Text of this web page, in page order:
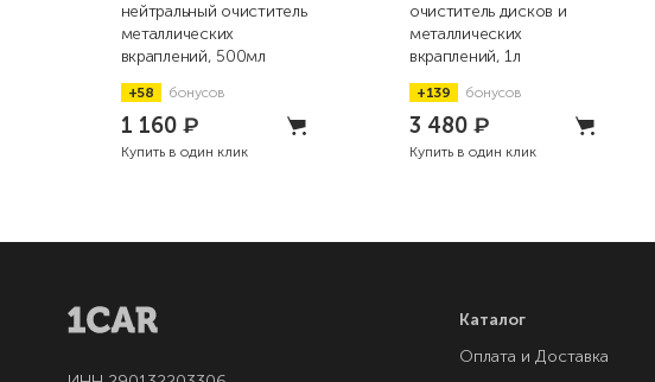
нейтральный очиститель
металлических
вкраплений, 500мл
+58 бонусов
1 160 ₽
Купить в один клик
очиститель дисков и
металлических
вкраплений, 1л
+139 бонусов
3 480 ₽
Купить в один клик
Каталог
Оплата и Доставка